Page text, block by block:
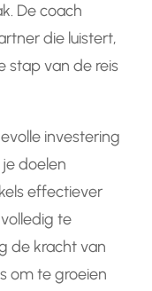
De coach
die luistert,
stap van de reis
investering
doelen
effectiever
te
de kracht van
om te groeien